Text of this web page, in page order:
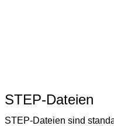
STEP-Dateien
STEP-Dateien sind